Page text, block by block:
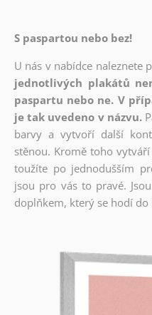
S paspartou nebo bez!
U nás v nabídce naleznete
jednotlivých plakátů
paspartu nebo ne. V
je tak uvedeno v názvu.
barvy a vytvoří další
stěnou. Kromě toho
toužíte po jednodušším
jsou pro vás to pravé.
doplňkem, který se hodí